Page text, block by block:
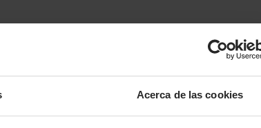
Acerca de las cookies